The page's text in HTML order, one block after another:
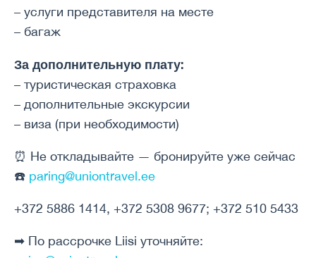
– услуги представителя на месте
– багаж
За дополнительную плату:
– туристическая страховка
– дополнительные экскурсии
– виза (при необходимости)
⏰ Не откладывайте — бронируйте уже сейчас
☎️ paring@uniontravel.ee
+372 5886 1414, +372 5308 9677; +372 510 5433
➡ По рассрочке Liisi уточняйте: